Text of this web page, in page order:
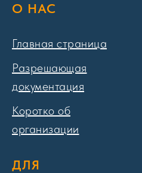
О НАС
Главная страница
Разрешающая
документация
Коротко об
организации
ДЛЯ